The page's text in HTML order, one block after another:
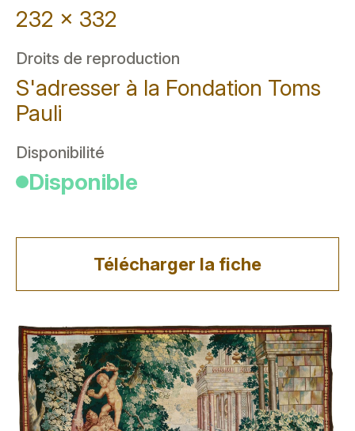
232 x 332
Droits de reproduction
S'adresser à la Fondation Toms
Pauli
Disponibilité
Disponible
Télécharger la fiche